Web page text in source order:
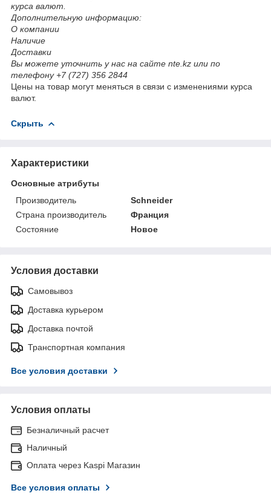
курса валют.
Дополнительную информацию:
О компании
Наличие
Доставки
Вы можете уточнить у нас на сайте nte.kz или по
телефону +7 (727) 356 2844
Цены на товар могут меняться в связи с изменениями курса
валют.
Скрыть
Характеристики
Основные атрибуты
Производитель
Schneider
Страна производитель
Франция
Состояние
Новое
Условия доставки
Самовывоз
Доставка курьером
Доставка почтой
Транспортная компания
Все условия доставки
Условия оплаты
Безналичный расчет
Наличный
Оплата через Kaspi Магазин
Все условия оплаты